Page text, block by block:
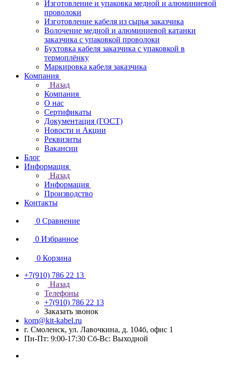
Изготовление и упаковка медной и алюминиевой
проволоки
Изготовление кабеля из сырья заказчика
Волочение медной и алюминиевой катанки
заказчика с упаковкой проволоки
Бухтовка кабеля заказчика с упаковкой в
термоплёнку
Маркировка кабеля заказчика
Компания
Назад
Компания
О нас
Сертификаты
Документация (ГОСТ)
Новости и Акции
Реквизиты
Вакансии
Блог
Информация
Назад
Информация
Производство
Контакты
0 Сравнение
0 Избранное
0 Корзина
+7(910) 786 22 13
Назад
Телефоны
+7(910) 786 22 13
Заказать звонок
kom@kit-kabel.ru
г. Смоленск, ул. Лавочкина, д. 104б, офис 1
Пн-Пт: 9:00-17:30 Cб-Вс: Выходной